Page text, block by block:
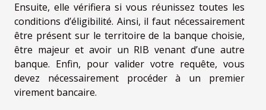
Ensuite, elle vérifiera si vous réunissez toutes les
conditions d’éligibilité. Ainsi, il faut nécessairement
être présent sur le territoire de la banque choisie,
être majeur et avoir un RIB venant d’une autre
banque. Enfin, pour valider votre requête, vous
devez nécessairement procéder à un premier
virement bancaire.